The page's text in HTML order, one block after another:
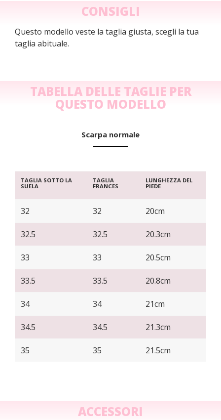
CONSIGLI
Questo modello veste la taglia giusta, scegli la tua
taglia abituale.
TABELLA DELLE TAGLIE PER
QUESTO MODELLO
Scarpa normale
TAGLIA SOTTO LA
SUELA
TAGLIA
FRANCES
LUNGHEZZA DEL
PIEDE
32 32 20cm
32.5 32.5 20.3cm
33 33 20.5cm
33.5 33.5 20.8cm
34 34 21cm
34.5 34.5 21.3cm
35 35 21.5cm
ACCESSORI